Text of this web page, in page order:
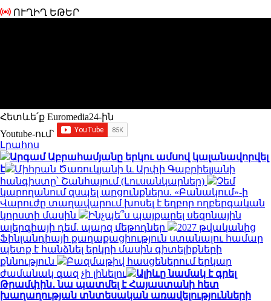
ՈՒՂԻՂ ԵԹԵՐ
Հետևե՛ք Euromedia24-ին
Youtube-ում`
Լրահոս
Արգամ Աբրահամյանը երկու ամսով կալանավորվել
է
Միհրան Ծառուկյանի և Արփի Գաբրիելյանի
հանգիստը՝ Շանհայում (Լուսանկարներ)
Չեմ
կարողանում զսպել արցունքներս. «Բանակում»-ի
Վարուժը տաղավարում խոսել է եղբոր ողբերգական
կորստի մասին
Ինչպե՞ս պայքարել սեզոնային
ալերգիայի դեմ. պարզ մեթոդներ
2027 թվականից
Ֆինլանդիայի քաղաքացիություն ստանալու համար
պետք է հանձնել երկրի մասին գիտելիքների
քննություն
Բազմաթիվ հասցեներում երկար
ժամանակ գազ չի լինելու
Ալիևը նամակ է գրել
Թրամփին․ նա պատմել է Հայաստանի հետ
խաղաղության տնտեսական առավելությունների